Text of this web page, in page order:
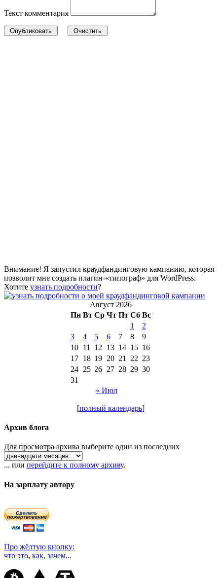
Текст комментария
Внимание! Я запустил краудфандинговую кампанию, которая
позволит мне создать плагин-«типограф» для WordPress.
Хотите узнать подробности?
Август 2026
Пн Вт Ср Чт Пт Сб Вс
1
2
3
4 5 6 7 8
9
10
11 12 13 14 15 16
17
18 19 20 21 22 23
24
25 26 27 28 29 30
31
« Июл
[полный календарь]
Архив блога
Для просмотра архива выберите один из последних
... или перейдите к полному архиву.
На зарплату автору
Про жёлтую кнопку:
что это, как, зачем...